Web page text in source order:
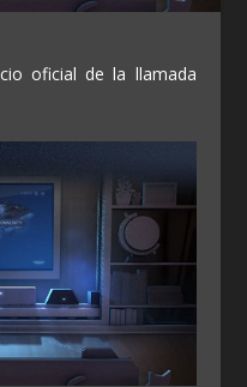
oficial de la llamada